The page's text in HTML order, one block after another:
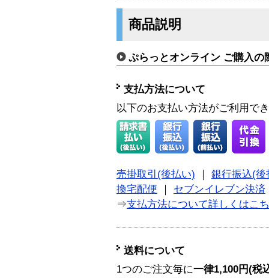
商品説明
ぷらっとオンライン ご購入の
支払方法について
以下のお支払い方法がご利用で
売掛取引(後払い)
銀行振込(後
換宅配便
セブンイレブン決済
⇒支払方法について詳しくはこ
送料について
1つのご注文毎に一律1,100円(税